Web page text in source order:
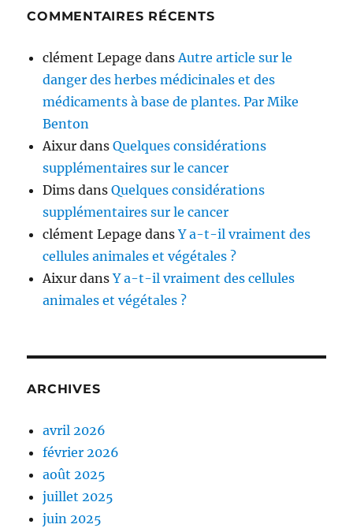
COMMENTAIRES RÉCENTS
clément Lepage dans Autre article sur le
danger des herbes médicinales et des
médicaments à base de plantes. Par Mike
Benton
Aixur dansQuelques considérations
supplémentaires sur le cancer
Dims dansQuelques considérations
supplémentaires sur le cancer
clément Lepage dansY a-t-il vraiment des
cellules animales et végétales ?
Aixur dansY a-t-il vraiment des cellules
animales et végétales ?
ARCHIVES
avril 2026
février 2026
août 2025
juillet 2025
juin 2025